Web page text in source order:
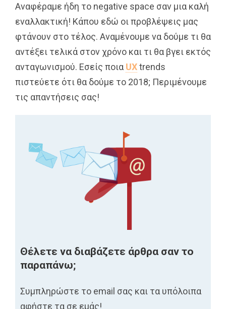
Αναφέραμε ήδη το negative space σαν μια καλή
εναλλακτική! Κάπου εδώ οι προβλέψεις μας
φτάνουν στο τέλος. Αναμένουμε να δούμε τι θα
αντέξει τελικά στον χρόνο και τι θα βγει εκτός
ανταγωνισμού. Εσείς ποια UXtrends
πιστεύετε ότι θα δούμε το 2018; Περιμένουμε
τις απαντήσεις σας!
Θέλετε να διαβάζετε άρθρα σαν το
παραπάνω;
Συμπληρώστε το email σας και τα υπόλοιπα
αφήστε τα σε εμάς!